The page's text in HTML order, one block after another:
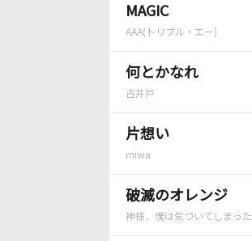
MAGIC
AAA(トリプル・エー)
何とかなれ
古井戸
片想い
miwa
破滅のオレンジ
神様、僕は気づいてしまった